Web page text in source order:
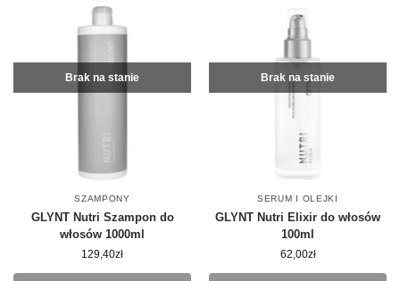
Brak na stanie
SZAMPONY
GLYNT Nutri Szampon do
włosów 1000ml
129,40zł
Brak na stanie
SERUM I OLEJKI
GLYNT Nutri Elixir do włosów
100ml
62,00zł